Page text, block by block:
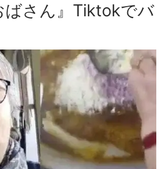
ばさん』Tiktokでバ